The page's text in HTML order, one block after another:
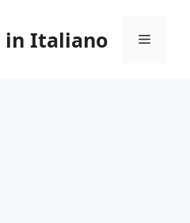
in Italiano Menu